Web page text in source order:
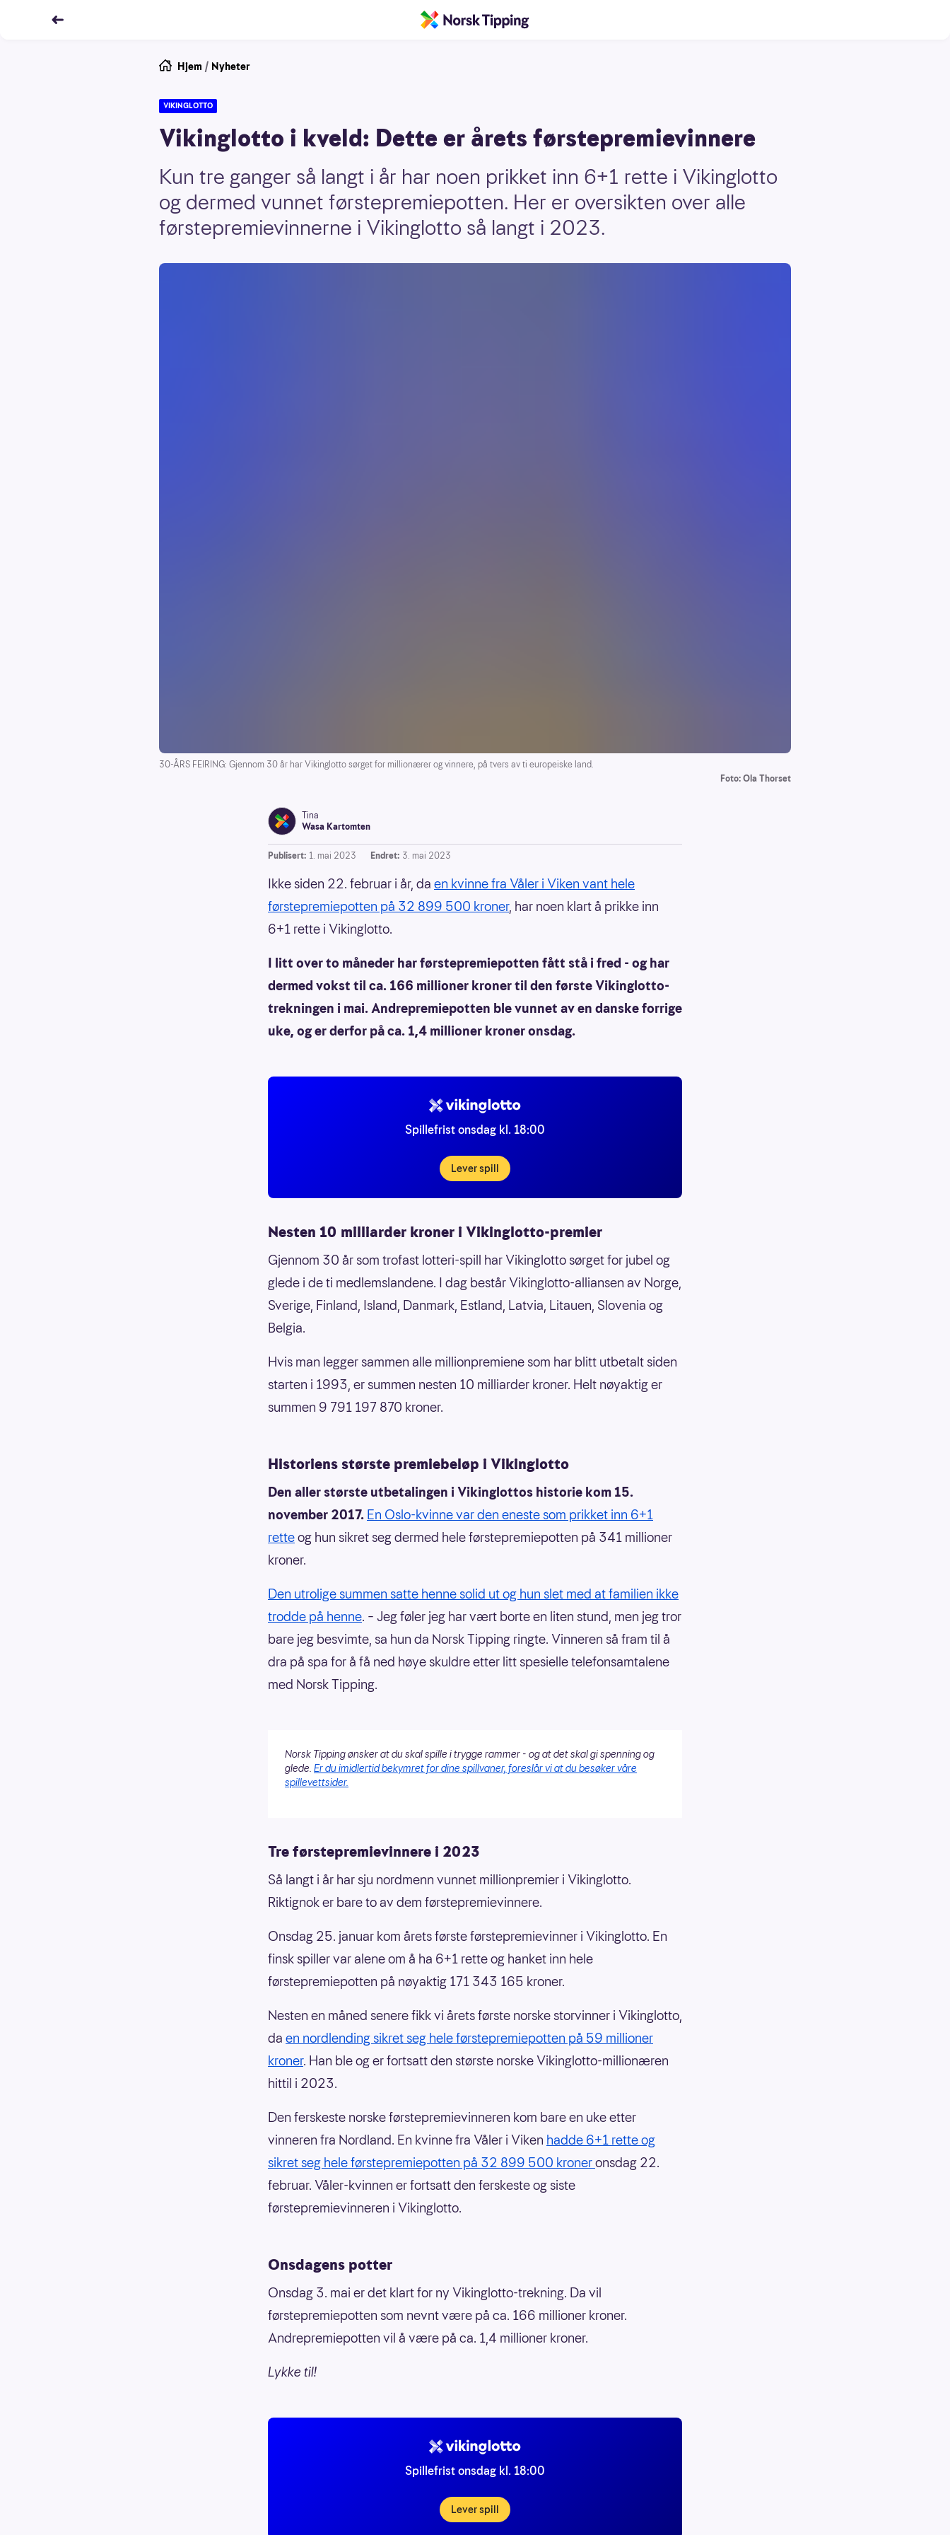
Hjem / Nyheter
VIKINGLOTTO
Vikinglotto i kveld: Dette er årets førstepremievinnere
Kun tre ganger så langt i år har noen prikket inn 6+1 rette i Vikinglotto
og dermed vunnet førstepremiepotten. Her er oversikten over alle
førstepremievinnerne i Vikinglotto så langt i 2023.
30-ÅRS FEIRING: Gjennom 30 år har Vikinglotto sørget for millionærer og vinnere, på tvers av ti europeiske land.
Foto: Ola Thorset
Tina
Wasa Kartomten
Publisert: 1. mai 2023 Endret: 3. mai 2023
Ikke siden 22. februar i år, da en kvinne fra Våler i Viken vant hele
førstepremiepotten på 32 899 500 kroner, har noen klart å prikke inn
6+1 rette i Vikinglotto.
I litt over to måneder har førstepremiepotten fått stå i fred - og har
dermed vokst til ca. 166 millioner kroner til den første Vikinglotto-
trekningen i mai. Andrepremiepotten ble vunnet av en danske forrige
uke, og er derfor på ca. 1,4 millioner kroner onsdag.
Spillefrist onsdag kl. 18:00
Lever spill
Nesten 10 milliarder kroner i Vikinglotto-premier
Gjennom 30 år som trofast lotteri-spill har Vikinglotto sørget for jubel og
glede i de ti medlemslandene. I dag består Vikinglotto-alliansen av Norge,
Sverige, Finland, Island, Danmark, Estland, Latvia, Litauen, Slovenia og
Belgia.
Hvis man legger sammen alle millionpremiene som har blitt utbetalt siden
starten i 1993, er summen nesten 10 milliarder kroner. Helt nøyaktig er
summen 9 791 197 870 kroner.
Historiens største premiebeløp i Vikinglotto
Den aller største utbetalingen i Vikinglottos historie kom 15.
november 2017. En Oslo-kvinne var den eneste som prikket inn 6+1
retteog hun sikret seg dermed hele førstepremiepotten på 341 millioner
kroner.
Den utrolige summen satte henne solid ut og hun slet med at familien ikke
trodde på henne. – Jeg føler jeg har vært borte en liten stund, men jeg tror
bare jeg besvimte, sa hun da Norsk Tipping ringte. Vinneren så fram til å
dra på spa for å få ned høye skuldre etter litt spesielle telefonsamtalene
med Norsk Tipping.
Norsk Tipping ønsker at du skal spille i trygge rammer - og at det skal gi spenning og
glede. Er du imidlertid bekymret for dine spillvaner, foreslår vi at du besøker våre
spillevettsider.
Tre førstepremievinnere i 2023
Så langt i år har sju nordmenn vunnet millionpremier i Vikinglotto.
Riktignok er bare to av dem førstepremievinnere.
Onsdag 25. januar kom årets første førstepremievinner i Vikinglotto. En
finsk spiller var alene om å ha 6+1 rette og hanket inn hele
førstepremiepotten på nøyaktig 171 343 165 kroner.
Nesten en måned senere fikk vi årets første norske storvinner i Vikinglotto,
da en nordlending sikret seg hele førstepremiepotten på 59 millioner
kroner. Han ble og er fortsatt den største norske Vikinglotto-millionæren
hittil i 2023.
Den ferskeste norske førstepremievinneren kom bare en uke etter
vinneren fra Nordland. En kvinne fra Våler i Viken hadde 6+1 rette og
sikret seg hele førstepremiepotten på 32 899 500 kroneronsdag 22.
februar. Våler-kvinnen er fortsatt den ferskeste og siste
førstepremievinneren i Vikinglotto.
Onsdagens potter
Onsdag 3. mai er det klart for ny Vikinglotto-trekning. Da vil
førstepremiepotten som nevnt være på ca. 166 millioner kroner.
Andrepremiepotten vil å være på ca. 1,4 millioner kroner.
Lykke til!
Spillefrist onsdag kl. 18:00
Lever spill